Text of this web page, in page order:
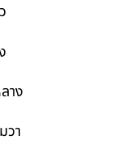
าง
วา